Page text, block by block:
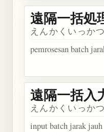
遠隔一括処
えんかくいっか
pemrosesan batch
遠隔一括入
えんかくいっか
input batch jarak jauh